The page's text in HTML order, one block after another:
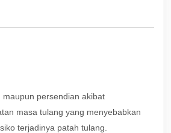
persendian akibat
masa tulang yang menyebabkan
terjadinya patah tulang.